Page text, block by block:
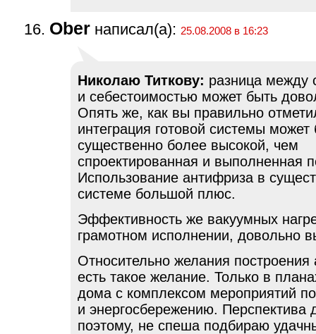
Ober написал(а): 25.08.2008 в 16:23
Николаю Титкову: разница между
и себестоимостью может быть
Опять же, как вы правильно
интеграция готовой системы может
существенно более высокой, чем
спроектированная и выполненная
Использование антифриза в
системе большой плюс.
Эффективность же вакуумных
грамотном исполнении, довольно
Относительно желания
есть такое желание. Только в
дома с комплексом мероприятий
и энергосбережению. Перспектива
поэтому, не спеша подбираю